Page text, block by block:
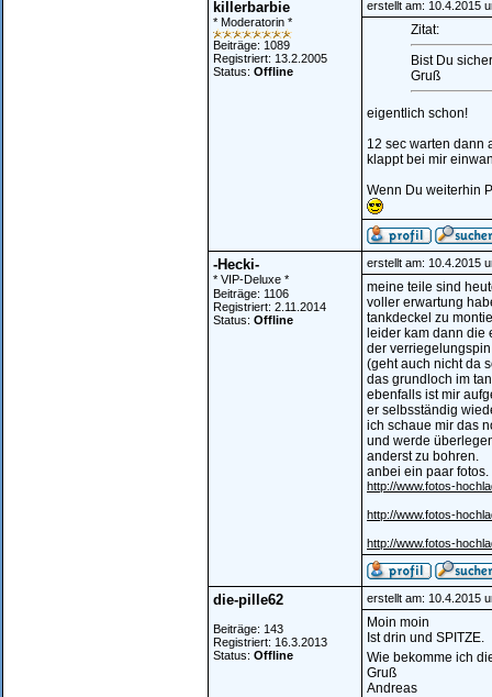
killerbarbie
* Moderatorin *
Beiträge: 1089
Registriert: 13.2.2005
Status: Offline
erstellt am: 10.4.2015
Zitat:
Bist Du
Gruß
eigentlich schon!
12 sec warten dann
klappt bei mir
Wenn Du weiterhin
-Hecki-
* VIP-Deluxe *
Beiträge: 1106
Registriert: 2.11.2014
Status: Offline
erstellt am: 10.4.2015
meine teile sind
voller erwartung
tankdeckel zu
leider kam dann
der
(geht auch nicht da
das grundloch im
ebenfalls ist mir
er selbsständig
ich schaue mir das
und werde
anderst zu bohren.
anbei ein paar fotos.
http://www.fotos-
http://www.fotos-
http://www.fotos-
die-pille62
Beiträge: 143
Registriert: 16.3.2013
Status: Offline
erstellt am: 10.4.2015
Moin moin
Ist drin und SPITZE.
Wie bekomme ich
Gruß
Andreas